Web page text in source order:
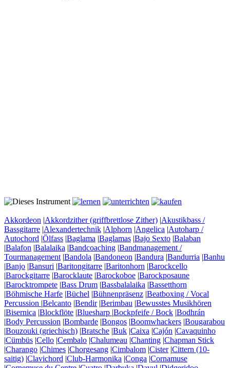
Akkordeon |Akkordzither (griffbrettlose Zither) |Akustikbass /
Bassgitarre |Alexandertechnik |Alphorn |Angelica |Autoharp /
Autochord |Ölfass |Baglama |Baglamas |Bajo Sexto |Balaban
|Balafon |Balalaika |Bandcoaching |Bandmanagement /
Tourmanagement|Bandola |Bandoneon |Bandura |Bandurria |Banhu
|Banjo |Bansuri |Baritongitarre |Baritonhorn |Barockcello
|Barockgitarre |Barocklaute |Barockoboe |Barockposaune
|Barocktrompete |Bass Drum |Bassbalalaika |Bassetthorn
|Böhmische Harfe |Büchel |Bühnenpräsenz |Beatboxing / Vocal
Percussion |Belcanto |Bendir|Berimbau |Bewusstes Musikhören
|Bisernica |Blockflöte |Bluesharp |Bockpfeife / Bock |Bodhrán
|Body Percussion |Bombarde |Bongos |Boomwhackers |Bougarabou
|Bouzouki (griechisch) |Bratsche |Buk |Caixa |Cajón |Cavaquinho
|Cümbüs |Cello |Cembalo |Chalumeau |Chanting |Chapman Stick
|Charango |Chimes |Chorgesang |Cimbalom |Cister|Cittern (10-
saitig) |Clavichord |Club-Harmonika |Conga |Cornamuse